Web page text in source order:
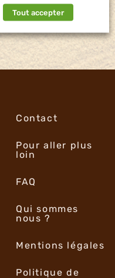
Contact
Pour aller plus
loin
FAQ
Qui sommes
nous ?
Mentions légales
Politique de
Tout accepter